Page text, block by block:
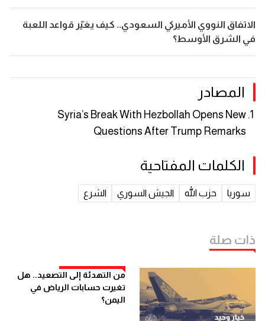
الاتفاق النووي الأميركي السعودي.. كيف يغيّر قواعد اللعبة
في الشرق الأوسط؟
المصادر
Syria’s Break With Hezbollah Opens New
Questions After Trump Remarks
الكلمات المفتاحية
سوريا حزب الله الجيش السوري الشرع
ذات صلة
من التهدئة إلى التصعيد.. هل
تغيرت حسابات الرياض في
اليمن؟